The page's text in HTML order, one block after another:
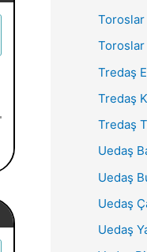
Toroslar
Toroslar
Tredaş
Tredaş
Tredaş
Uedaş
Uedaş
Uedaş
Uedaş